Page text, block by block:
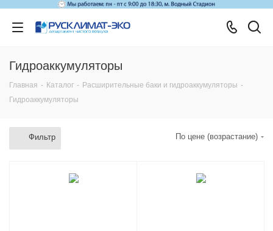
Гидроаккумуляторы
Главная - Каталог - Расширительные баки и гидроаккумуляторы -
Гидроаккумуляторы
Фильтр По цене (возрастание)